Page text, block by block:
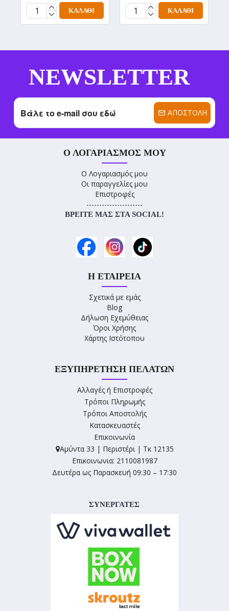
ΚΑΛΆΘΙ ΚΑΛΆΘΙ
NEWSLETTER
ΑΠΟΣΤΟΛΉ
Ο ΛΟΓΑΡΙΑΣΜΌΣ ΜΟΥ
Ο Λογαριασμός μου
Οι παραγγελίες μου
Επιστροφές
----------------------
ΒΡΕΊΤΕ ΜΑΣ ΣΤΑ SOCIAL!
Η ΕΤΑΙΡΕΊΑ
Σχετικά με εμάς
Blog
Δήλωση Εχεμύθειας
Όροι Χρήσης
Χάρτης Ιστότοπου
ΕΞΥΠΗΡΈΤΗΣΗ ΠΕΛΑΤΏΝ
Αλλαγές ή Επιστροφές
Τρόποι Πληρωμής
Τρόποι Αποστολής
Κατασκευαστές
Επικοινωνία
Αμύντα 33 | Περιστέρι | Τκ 12135
Επικοινωνια: 2110081987
Δευτέρα ως Παρασκευή 09:30 – 17:30
ΣΥΝΕΡΓΑΤΕΣ